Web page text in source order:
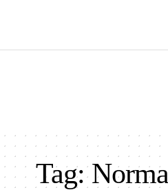
Tag: